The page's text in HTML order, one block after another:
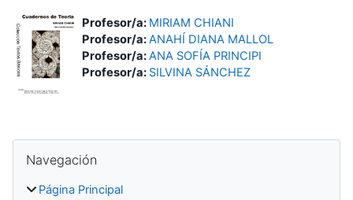
Profesor/a: MIRIAM CHIANI
Profesor/a:ANAHÍ DIANA MALLOL
Profesor/a:ANA SOFÍA PRINCIPI
Profesor/a: SILVINA SÁNCHEZ
Bloques
Navegación
Página Principal